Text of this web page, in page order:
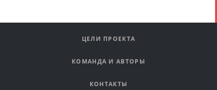
ЦЕЛИ ПРОЕКТА
КОМАНДА И АВТОРЫ
КОНТАКТЫ